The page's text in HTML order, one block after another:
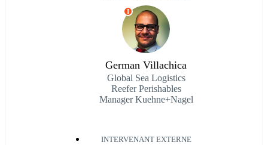
I
German Villachica
Global Sea Logistics
Reefer Perishables
Manager Kuehne+Nagel
INTERVENANT EXTERNE